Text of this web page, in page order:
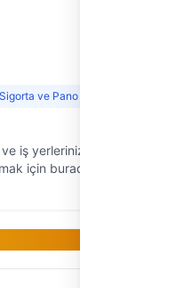
Sigorta ve Pano Tamiri
ve iş yerlerinizdeki
için buradayız.